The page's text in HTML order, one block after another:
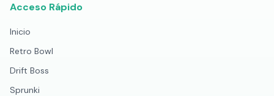
Acceso Rápido
Inicio
Retro Bowl
Drift Boss
Sprunki